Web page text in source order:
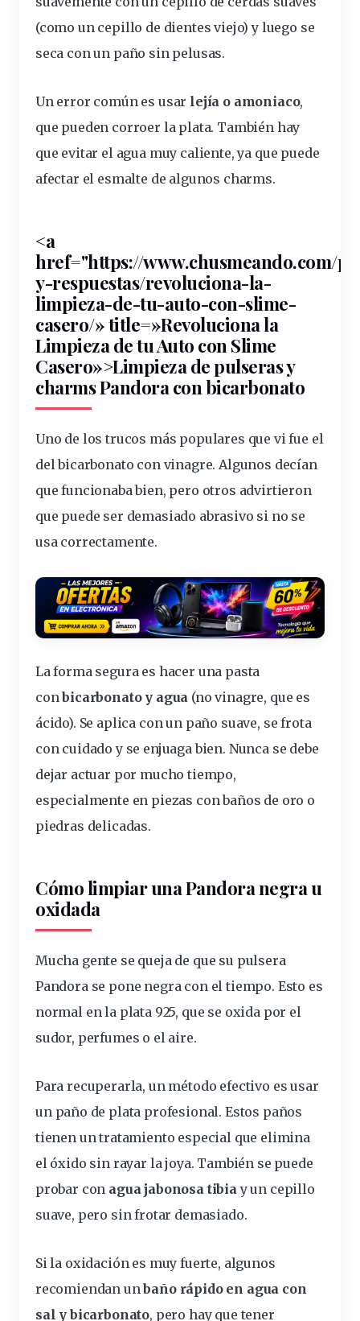
(como un cepillo de dientes viejo) y luego se
seca con un paño sin pelusas.
Un error común es usar lejía o amoniaco,
que pueden corroer la plata. También hay
que evitar el agua muy caliente, ya que puede
afectar el esmalte de algunos charms.
<a
href="https://www.chusmeando.com/
y-respuestas/revoluciona-la-
limpieza-de-tu-auto-con-slime-
casero/» title=»Revoluciona la
Limpieza de tu Auto con Slime
Casero»>Limpieza de pulseras y
charms Pandora con bicarbonato
Uno de los trucos más populares que vi fue el
delbicarbonato con vinagre. Algunos decían
que funcionaba bien, pero otros advirtieron
que puede ser demasiado abrasivo si no se
usa correctamente.
La forma segura es hacer una pasta
conbicarbonato y agua (no vinagre, que es
ácido). Se aplica con un paño suave, se frota
con cuidado y se enjuaga bien. Nunca se debe
dejar actuar por mucho tiempo,
especialmente en piezas con baños de oro o
piedras delicadas.
Cómo limpiar una Pandora negra u
oxidada
Mucha gente se queja de que su pulsera
Pandora se pone negra con el tiempo. Esto es
normal en la plata 925, que se oxida por el
sudor, perfumes o el aire.
Para recuperarla, un método efectivo es usar
un paño de plata profesional. Estos paños
tienen un tratamiento especial que elimina
el óxido sin rayar la joya. También se puede
probar con agua jabonosa tibia y un cepillo
suave, pero sin frotar demasiado.
Si la oxidación es muy fuerte, algunos
recomiendan unbaño rápido en agua con
sal y bicarbonato, pero hay que tener